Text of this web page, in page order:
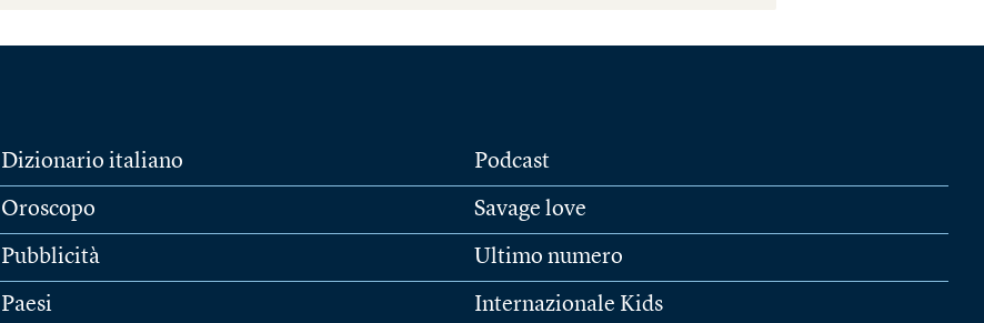
Dizionario italiano
Oroscopo
Pubblicità
Paesi
Podcast
Savage love
Ultimo numero
Internazionale Kids